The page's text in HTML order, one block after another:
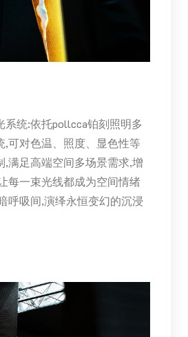
系统:依托pollcca铂刻照明多
,可对色温、照度、显色性等
,满足高端空间多场景需求,增
每一束光线都成为空间情绪
呼吸间,演绎永恒变幻的沉浸